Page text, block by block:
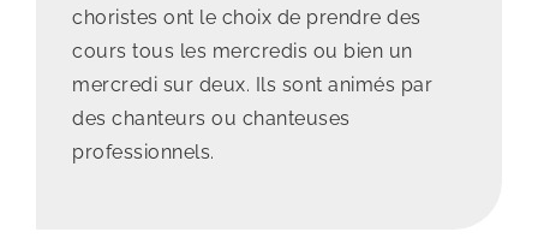
choristes ont le choix de prendre des
cours tous les mercredis ou bien un
mercredi sur deux. Ils sont animés par
des chanteurs ou chanteuses
professionnels.